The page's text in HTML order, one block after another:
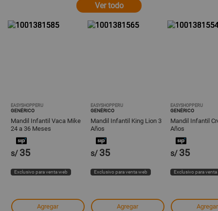
Ver todo
EASYSHOPPERU
GENÉRICO
Mandil Infantil Vaca Mike
24 a 36 Meses
s/ 35
Exclusivo para venta web
Agregar
EASYSHOPPERU
GENÉRICO
Mandil Infantil King Lion 3
Años
s/ 35
Exclusivo para venta web
Agregar
EASYSHOPPERU
GENÉRICO
Mandil Infantil
Años
s/ 35
Exclusivo para
Agregar